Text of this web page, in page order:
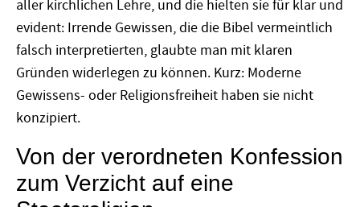
aller kirchlichen Lehre, und die hielten sie für klar und
evident: Irrende Gewissen, die die Bibel vermeintlich
falsch interpretierten, glaubte man mit klaren
Gründen widerlegen zu können. Kurz: Moderne
Gewissens- oder Religionsfreiheit haben sie nicht
konzipiert.
Von der verordneten Konfession
zum Verzicht auf eine